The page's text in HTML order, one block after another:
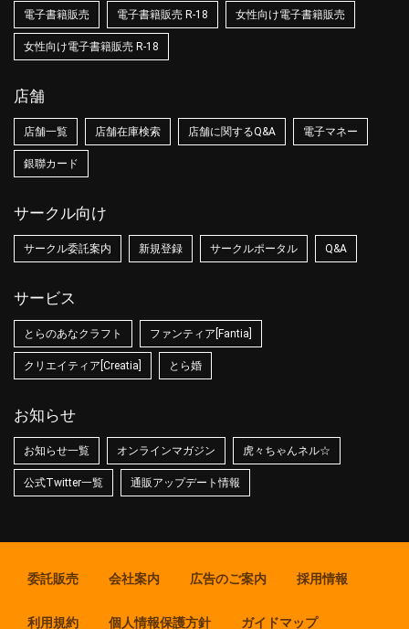
電子書籍販売 電子書籍販売 R-18 女性向け電子書籍販売
女性向け電子書籍販売 R-18
店舗
店舗一覧 店舗在庫検索 店舗に関するQ&A 電子マネー
銀聯カード
サークル向け
サークル委託案内 新規登録 サークルポータル Q&A
サービス
とらのあなクラフト ファンティア[Fantia]
クリエイティア[Creatia] とら婚
お知らせ
お知らせ一覧 オンラインマガジン 虎々ちゃんネル☆
公式Twitter一覧 通販アップデート情報
委託販売 会社案内 広告のご案内 採用情報
利用規約 個人情報保護方針 ガイドマップ